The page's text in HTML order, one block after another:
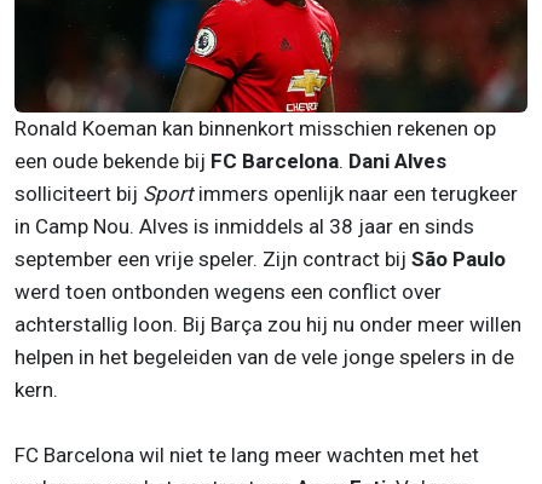
Ronald Koeman kan binnenkort misschien rekenen op
een oude bekende bij FC Barcelona. Dani Alves
solliciteert bij Sport immers openlijk naar een terugkeer
in Camp Nou. Alves is inmiddels al 38 jaar en sinds
september een vrije speler. Zijn contract bij São Paulo
werd toen ontbonden wegens een conflict over
achterstallig loon. Bij Barça zou hij nu onder meer willen
helpen in het begeleiden van de vele jonge spelers in de
kern.
FC Barcelona wil niet te lang meer wachten met het